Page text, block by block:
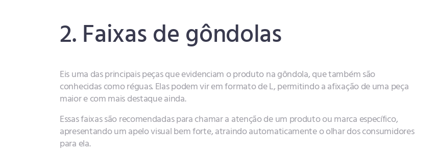
2. Faixas de gôndolas
Eis uma das principais peças que evidenciam o produto na gôndola, que também são
conhecidas como réguas. Elas podem vir em formato de L, permitindo a afixação de uma peça
maior e com mais destaque ainda.
Essas faixas são recomendadas para chamar a atenção de um produto ou marca específico,
apresentando um apelo visual bem forte, atraindo automaticamente o olhar dos consumidores
para ela.